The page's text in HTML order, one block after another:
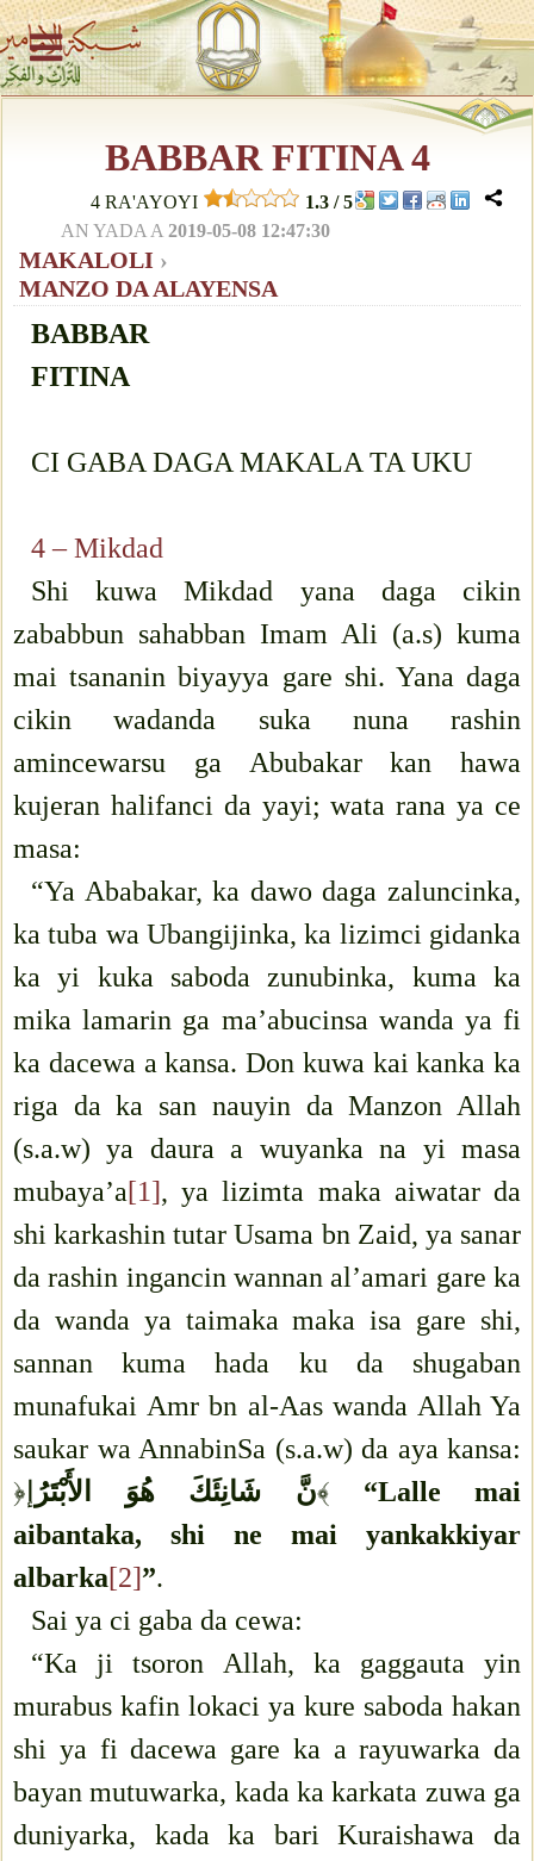
BABBAR FITINA 4
4 RA'AYOYI 1.3 /5
MAKALOLI ›
MANZO DA ALAYENSA
AN YADA A 2019-05-08 12:47:30
BABBAR
FITINA
CI GABA DAGA MAKALA TA UKU
4 – Mikdad
Shi kuwa Mikdad yana daga cikin
zababbun sahabban Imam Ali (a.s) kuma
mai tsananin biyayya gare shi. Yana daga
cikin wadanda suka nuna rashin
amincewarsu ga Abubakar kan hawa
kujeran halifanci da yayi; wata rana ya ce
masa:
“Ya Ababakar, ka dawo daga zaluncinka,
ka tuba wa Ubangijinka, ka lizimci gidanka
ka yi kuka saboda zunubinka, kuma ka
mika lamarin ga ma’abucinsa wanda ya fi
ka dacewa a kansa. Don kuwa kai kanka ka
riga da ka san nauyin da Manzon Allah
(s.a.w) ya daura a wuyanka na yi masa
mubaya’a[1], ya lizimta maka aiwatar da
shi karkashin tutar Usama bn Zaid, ya sanar
da rashin ingancin wannan al’amari gare ka
da wanda ya taimaka maka isa gare shi,
sannan kuma hada ku da shugaban
munafukai Amr bn al-Aas wanda Allah Ya
saukar wa AnnabinSa (s.a.w) da aya kansa:
نَّ شَانِئَكَ هُوَ الأَبْتَرُ﴾
“Lalle mai
aibantaka, shi ne mai yankakkiyar
albarka[2]”.
Sai ya ci gaba da cewa:
“Ka ji tsoron Allah, ka gaggauta yin
murabus kafin lokaci ya kure saboda hakan
shi ya fi dacewa gare ka a rayuwarka da
bayan mutuwarka, kada ka karkata zuwa ga
duniyarka, kada ka bari Kuraishawa da